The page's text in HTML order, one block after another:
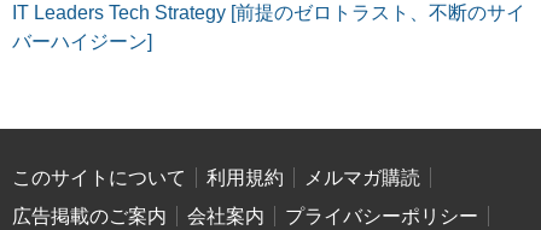
IT Leaders Tech Strategy [前提のゼロトラスト、不断のサイ
バーハイジーン]
このサイトについて 利用規約
メルマガ購読
広告掲載のご案内
会社案内
プライバシーポリシー